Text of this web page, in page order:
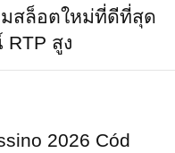
มสล็อตใหม่ที่ดีที่สุด
สูง
2026 Cód